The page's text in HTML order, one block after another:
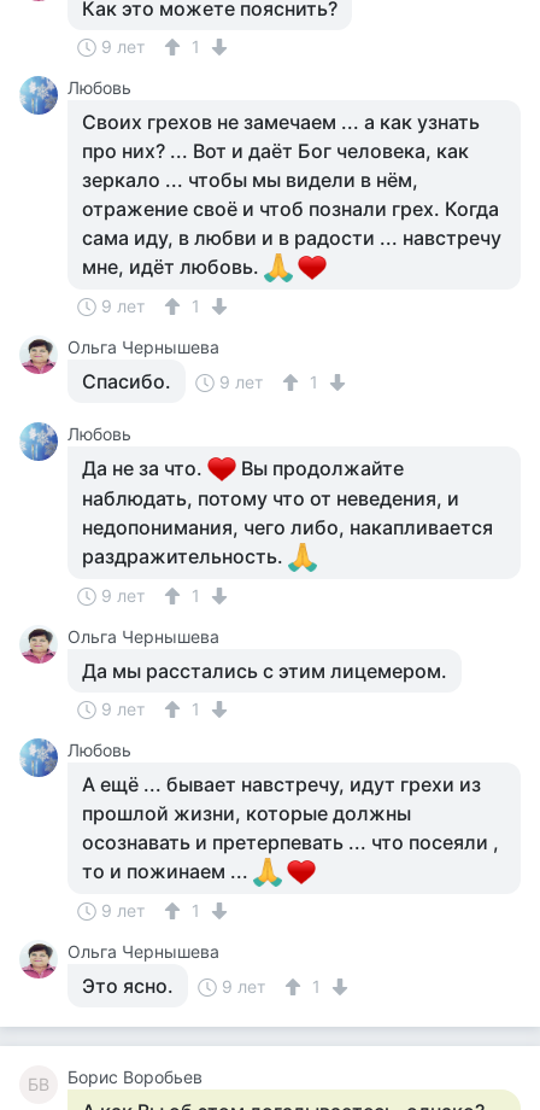
Как это можете пояснить?
9 лет
1
Любовь
Своих грехов не замечаем ... а как узнать
про них? ... Вот и даёт Бог человека, как
зеркало ... чтобы мы видели в нём,
отражение своё и чтоб познали грех. Когда
сама иду, в любви и в радости ... навстречу
мне, идёт любовь.
9 лет
1
Ольга Чернышева
Спасибо. 9 лет 1
Любовь
Да не за что.
Вы продолжайте
наблюдать, потому что от неведения, и
недопонимания, чего либо, накапливается
раздражительность.
9 лет
1
Ольга Чернышева
Да мы расстались с этим лицемером.
9 лет
1
Любовь
А ещё ... бывает навстречу, идут грехи из
прошлой жизни, которые должны
осознавать и претерпевать ... что посеяли ,
то и пожинаем ...
9 лет
1
Ольга Чернышева
Это ясно. 9 лет 1
БВ Борис Воробьев